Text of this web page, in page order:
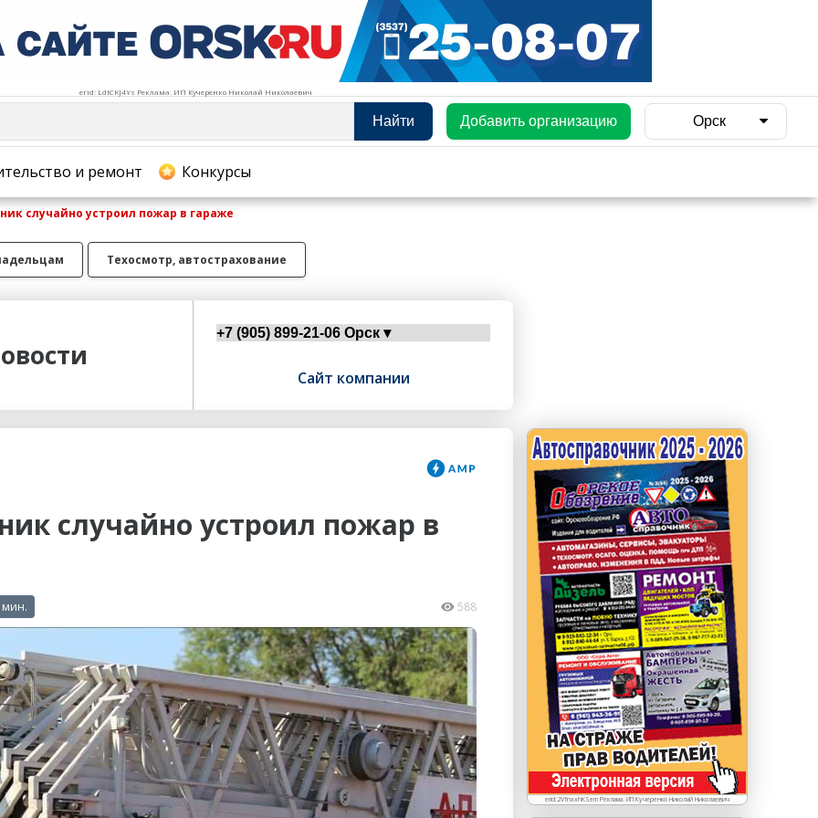
erid: LdtCKJ4Ys Реклама. ИП Кучеренко Николай Николаевич
Найти Добавить организацию Орск
и ремонт Конкурсы
erid: LdtCKJjWj Реклама. ИП Кучеренко Николай
Николаевич
случайно устроил пожар в гараже
Техосмотр, автострахование
Сайт компании
случайно устроил пожар в
мин. 588
erid:2VfnxxhKSem Реклама. ИП Кучеренко Николай Николаевич